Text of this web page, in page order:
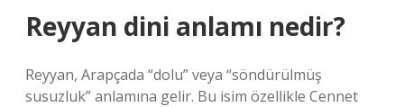
Reyyan dini anlamı nedir?
Reyyan, Arapçada “dolu” veya “söndürülmüş
susuzluk” anlamına gelir. Bu isim özellikle Cennet